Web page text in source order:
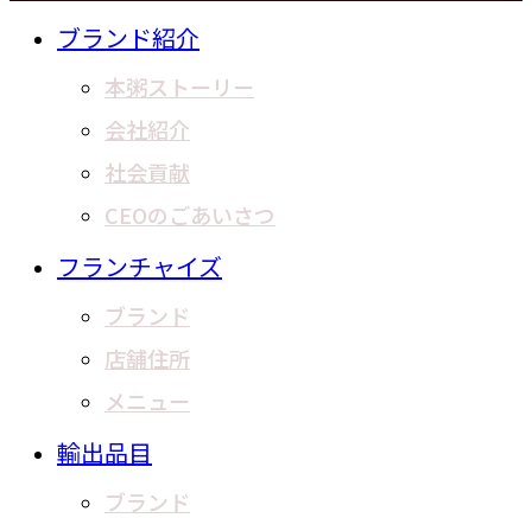
a
n
ブランド紹介
本粥ストーリー
会社紹介
社会貢献
CEOのごあいさつ
フランチャイズ
ブランド
店舗住所
メニュー
輸出品目
ブランド